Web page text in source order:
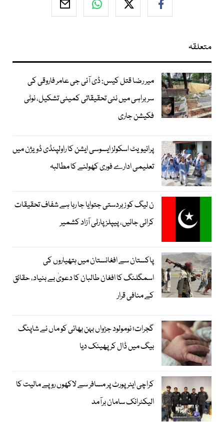
متعلقہ
میر رضا قتل کیس: ڈی آئی جی عامر فاروقی کی
سربراہی میں نئی تحقیقاتی کمیٹی تشکیل، نوٹی
فکیشن جاری
پرائیویٹ اسکولز ایسوسی ایشن کا راولپنڈی ڈویژن میں
تعلیمی ادارے فوری کھولنے کا مطالبہ
ن لیگ کو زبردستی جتوایا جا رہا ہے شفاف تحقیقات
کرائی جائیں، پیپلز پارٹی آزاد کشمیر
پاکستان سے افغانستان میں ہتھیاروں کی
اسمگلنگ کا افغان طالبان کا دعویٰ بے بنیاد، حقائق
کے منافی قرار
گجرات؛ نومولود جڑواں بہن بھائی کو ماں نے شاپنگ
بیگ میں ڈال کر پھینک دیا
کراچی ایئرپورٹ پر مسافر سے لاکھوں روپے مالیت کا
الیکٹرانک سامان برآمد